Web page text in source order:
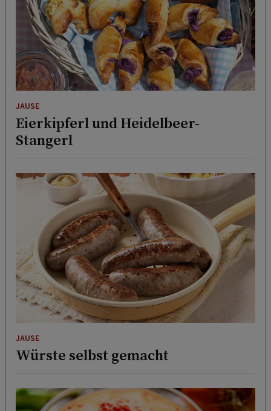
JAUSE
Eierkipferl und Heidelbeer-
Stangerl
JAUSE
Würste selbst gemacht